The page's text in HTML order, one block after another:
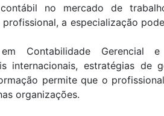
no mercado de
a especialização
Contabilidade Gerencial e
internacionais, estratégias de
permite que o
organizações.